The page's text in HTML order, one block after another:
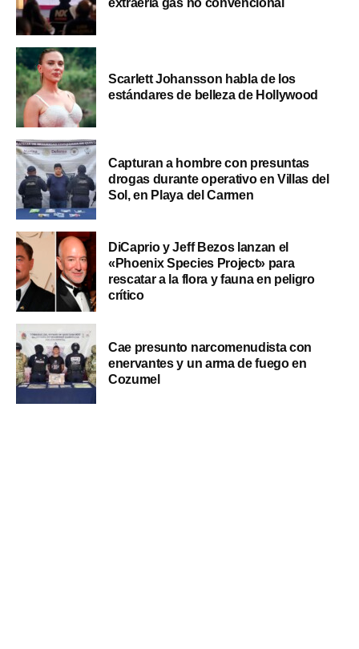
extraería gas no convencional
Scarlett Johansson habla de los
estándares de belleza de Hollywood
Capturan a hombre con presuntas
drogas durante operativo en Villas del
Sol, en Playa del Carmen
DiCaprio y Jeff Bezos lanzan el
«Phoenix Species Project» para
rescatar a la flora y fauna en peligro
crítico
Cae presunto narcomenudista con
enervantes y un arma de fuego en
Cozumel